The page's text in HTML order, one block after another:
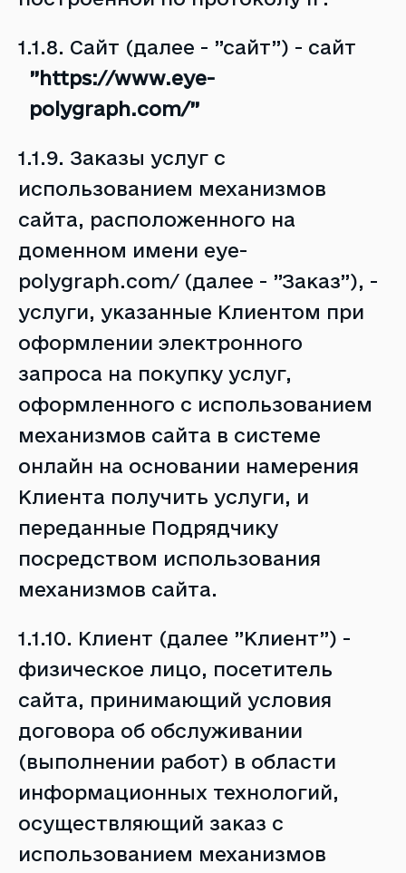
1.1.8. Сайт (далее - ”сайт”) - сайт
”https://www.eye-
polygraph.com/”
1.1.9. Заказы услуг с
использованием механизмов
сайта, расположенного на
доменном имени eye-
polygraph.com/(далее - ”Заказ”), -
услуги, указанные Клиентом при
оформлении электронного
запроса на покупку услуг,
оформленного с использованием
механизмов сайта в системе
онлайн на основании намерения
Клиента получить услуги, и
переданные Подрядчику
посредством использования
механизмов сайта.
1.1.10. Клиент (далее ”Клиент”) -
физическое лицо, посетитель
сайта, принимающий условия
договора об обслуживании
(выполнении работ) в области
информационных технологий,
осуществляющий заказ с
использованием механизмов